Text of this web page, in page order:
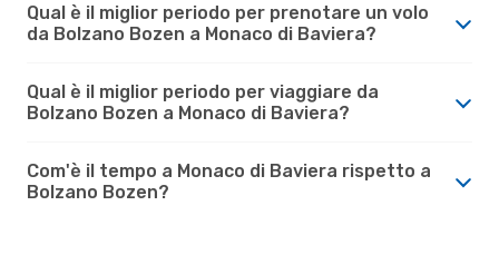
Qual è il miglior periodo per prenotare un volo
da Bolzano Bozen a Monaco di Baviera?
Qual è il miglior periodo per viaggiare da
Bolzano Bozen a Monaco di Baviera?
Com'è il tempo a Monaco di Baviera rispetto a
Bolzano Bozen?